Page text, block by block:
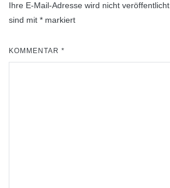
Ihre E-Mail-Adresse wird nicht veröffentlicht.
sind mit * markiert
KOMMENTAR *